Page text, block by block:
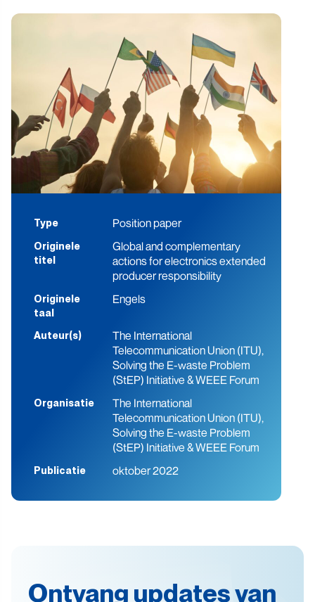
Type Position paper
Originele
titel
Global and complementary
actions for electronics extended
producer responsibility
Originele
taal
Engels
Auteur(s)
The International
Telecommunication Union (ITU),
Solving the E-waste Problem
(StEP) Initiative & WEEE Forum
Organisatie
The International
Telecommunication Union (ITU),
Solving the E-waste Problem
(StEP) Initiative & WEEE Forum
Publicatie oktober 2022
Ontvang updates van